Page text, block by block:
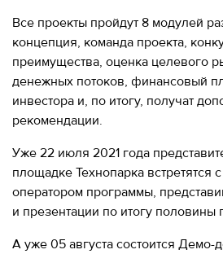
17:00
Пт.
Все проекты пройдут 8 модулей
концепция, команда проекта,
преимущества, оценка целевого
денежных потоков, финансовый
инвестора и, по итогу, получат
рекомендации.
Уже 22 июля 2021 года
площадке Технопарка встретятся
оператором программы,
и презентации по итогу половины
А уже 05 августа состоится Демо-